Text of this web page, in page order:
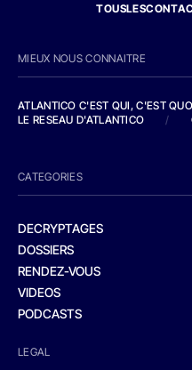
MIEUX NOUS CONNAITRE
ATLANTICO C'EST QUI, C'EST
LE RESEAU D'ATLANTICO
/
CATEGORIES
DECRYPTAGES
DOSSIERS
RENDEZ-VOUS
VIDEOS
PODCASTS
LEGAL